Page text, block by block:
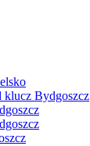
klucz Bydgoszcz